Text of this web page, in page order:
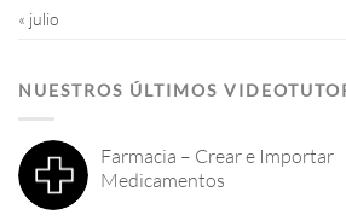
« julio
NUESTROS ÚLTIMOS
Farmacia – Crear e Importar
Medicamentos